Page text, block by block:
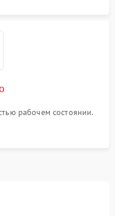
рабочем состоянии.